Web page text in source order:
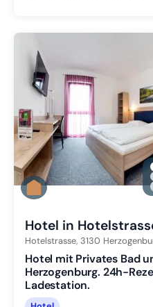
Hotel in
Hotelstrasse, 3130
Hotel mit Privates Bad
Herzogenburg. 24h-
Ladestation.